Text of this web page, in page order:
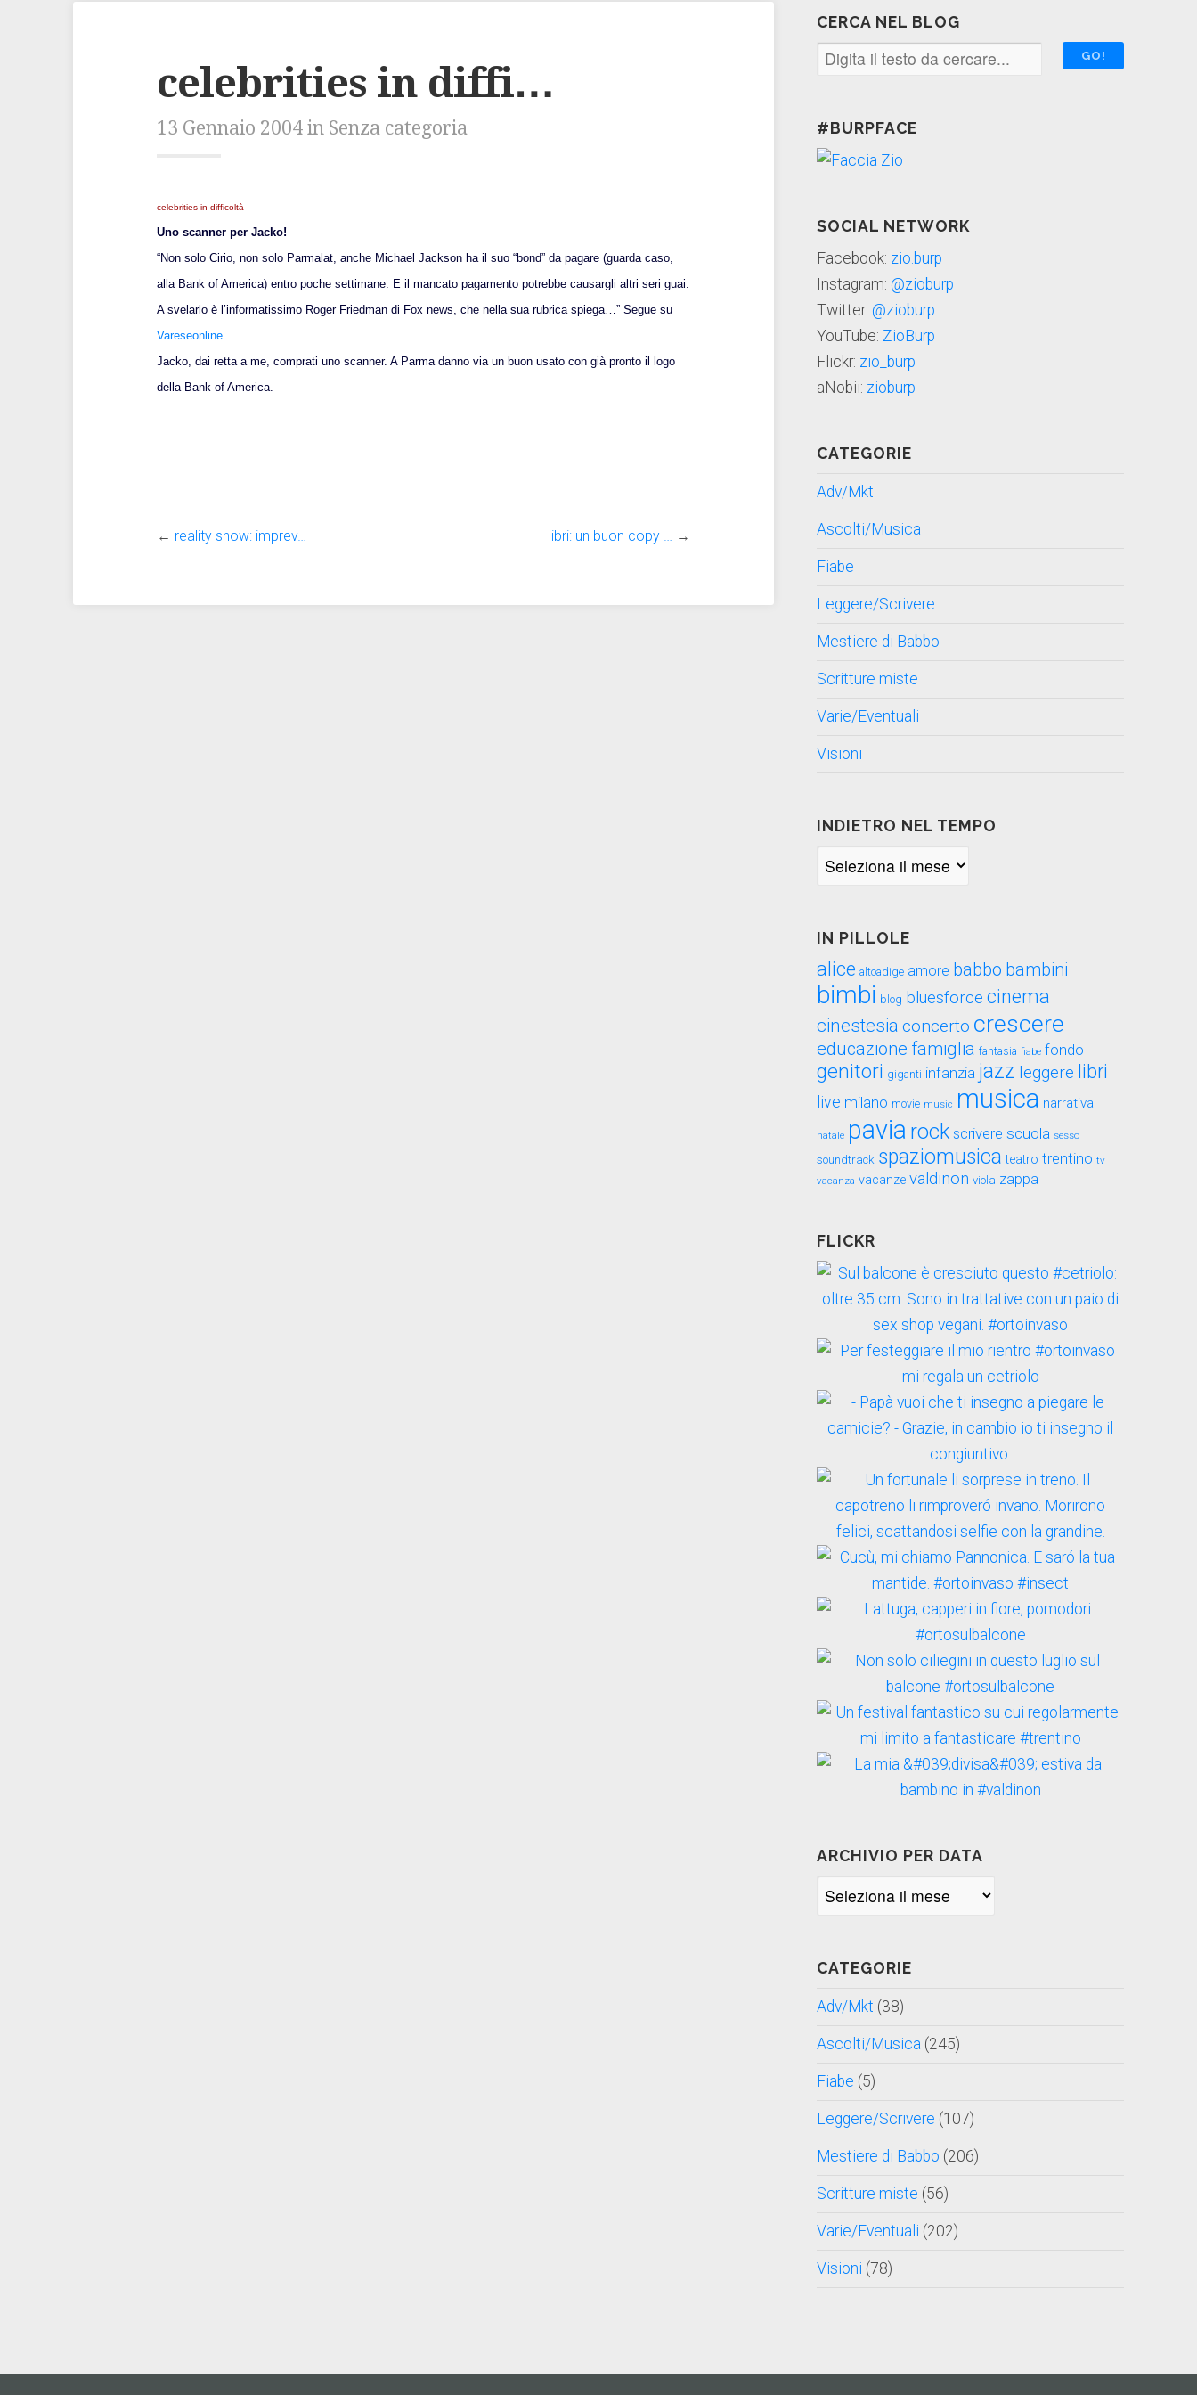
celebrities in diffi…
13 Gennaio 2004 in Senza categoria
celebrities in difficoltà
Uno scanner per Jacko!
“Non solo Cirio, non solo Parmalat, anche Michael Jackson ha il suo “bond” da pagare (guarda caso,
alla Bank of America) entro poche settimane. E il mancato pagamento potrebbe causargli altri seri guai.
A svelarlo è l’informatissimo Roger Friedman di Fox news, che nella sua rubrica spiega…” Segue su
Vareseonline.
Jacko, dai retta a me, comprati uno scanner. A Parma danno via un buon usato con già pronto il logo
della Bank of America.
← reality show: imprev… libri: un buon copy … →
CERCA NEL BLOG
#BURPFACE
SOCIAL NETWORK
Facebook: zio.burp
Instagram: @zioburp
Twitter: @zioburp
YouTube: ZioBurp
Flickr: zio_burp
aNobii: zioburp
CATEGORIE
Adv/Mkt
Ascolti/Musica
Fiabe
Leggere/Scrivere
Mestiere di Babbo
Scritture miste
Varie/Eventuali
Visioni
INDIETRO NEL TEMPO
Indietro
IN PILLOLE
alice altoadige amore babbo bambini
bimbi blog bluesforce cinema
cinestesia concerto crescere
educazione famiglia fantasia fiabe fondo
genitori giganti infanzia jazz leggere libri
live milano movie music musica narrativa
natale pavia rock scrivere scuola sesso
soundtrack spaziomusica teatro trentino tv
vacanza vacanze valdinon viola zappa
FLICKR
ARCHIVIO PER DATA
Archivio
CATEGORIE
Adv/Mkt (38)
Ascolti/Musica (245)
Fiabe (5)
Leggere/Scrivere (107)
Mestiere di Babbo (206)
Scritture miste (56)
Varie/Eventuali (202)
Visioni (78)